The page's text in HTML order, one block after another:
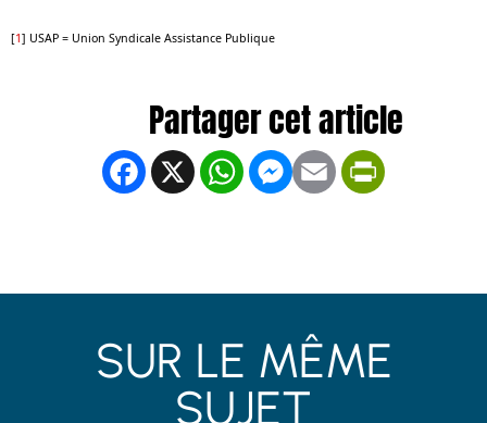
[1] USAP = Union Syndicale Assistance Publique
Facebook
X WhatsApp
Messenger
Email
SUR LE MÊME
SUJET